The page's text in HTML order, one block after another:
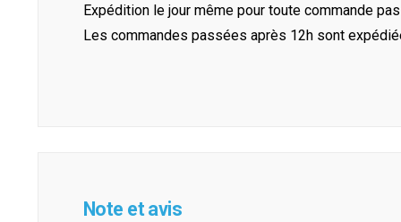
Expédition le jour même pour toute commande
Les commandes passées après 12h sont
Note et avis